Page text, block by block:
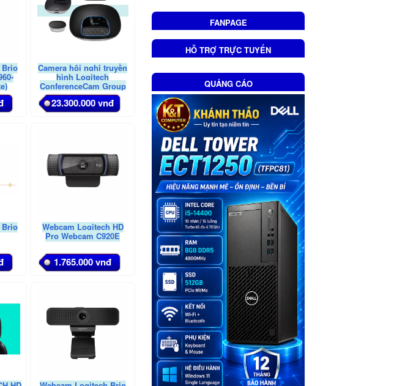
Brio Camera hội nghị truyền
hình Logitech
ConferenceCam Group
(960-001054)
23.300.000 vnđ
Brio Webcam Logitech HD
Pro Webcam C920E
1.765.000 vnđ
FANPAGE
HỖ TRỢ TRỰC TUYẾN
QUẢNG CÁO